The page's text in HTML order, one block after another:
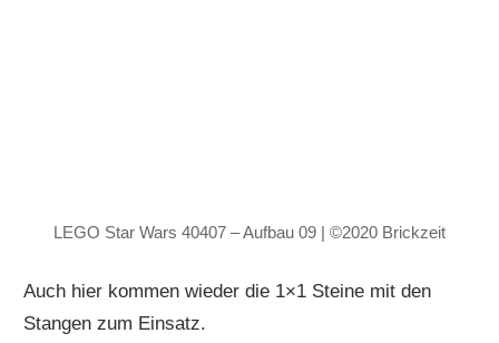
LEGO Star Wars 40407 – Aufbau 09 | ©2020 Brickzeit
Auch hier kommen wieder die 1×1 Steine mit den
Stangen zum Einsatz.